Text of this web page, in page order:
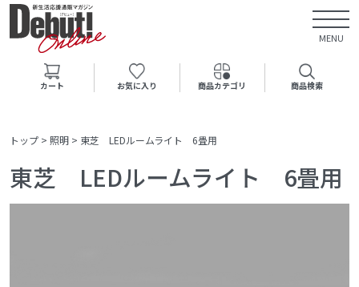
MENU
カート お気に入り 商品カテゴリ 商品検索
トップ > 照明 > 東芝 LEDルームライト 6畳用
東芝 LEDルームライト 6畳用